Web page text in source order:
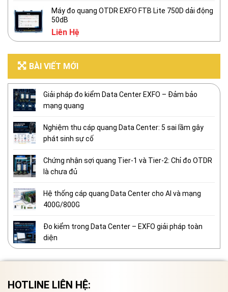
Máy đo quang OTDR EXFO FTB Lite 750D dải động
50dB
Liên Hệ
BÀI VIẾT MỚI
Giải pháp đo kiểm Data Center EXFO – Đảm bảo
mạng quang
Nghiệm thu cáp quang Data Center: 5 sai lầm gây
phát sinh sự cố
Chứng nhận sợi quang Tier-1 và Tier-2: Chỉ đo OTDR
là chưa đủ
Hệ thống cáp quang Data Center cho AI và mạng
400G/800G
Đo kiểm trong Data Center – EXFO giải pháp toàn
diện
HOTLINE LIÊN HỆ: